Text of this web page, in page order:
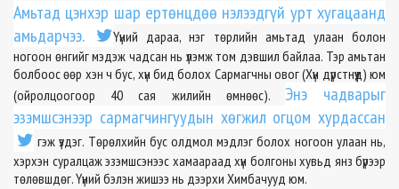
Амьтад цэнхэр шар ертөнцдөө нэлээдгүй урт хугацаанд
амьдарчээ.
Үүний дараа, нэг төрлийн амьтад улаан болон
ногоон өнгийг мэдэж чадсан нь үлэмж том дэвшил байлаа. Тэр амьтан
болбоос өөр хэн ч бус, хүн бид болох Сармагчны овог (Хүн дүрстнүүд) юм
(ойролцоогоор 40 сая жилийн өмнөөс). Энэ чадварыг
эзэмшсэнээр сармагчингуудын хөгжил огцом хурдассан
гэж үздэг. Төрөлхийн бус олдмол мэдлэг болох ногоон улаан нь,
хэрхэн суралцаж эзэмшсэнээс хамаараад хүн болгоны хувьд янз бүрээр
төлөвшдөг. Үүний бэлэн жишээ нь дээрхи Химбачууд юм.